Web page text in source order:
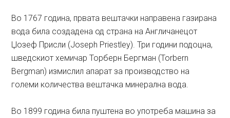
Во 1767 година, првата вештачки направена газирана
вода била создадена од страна на Англичанецот
Џозеф Присли (Joseph Priestley). Три години подоцна,
шведскиот хемичар Торберн Бергман (Torbern
Bergman) измислил апарат за производство на
големи количества вештачка минерална вода.
Во 1899 година била пуштена во употреба машина за